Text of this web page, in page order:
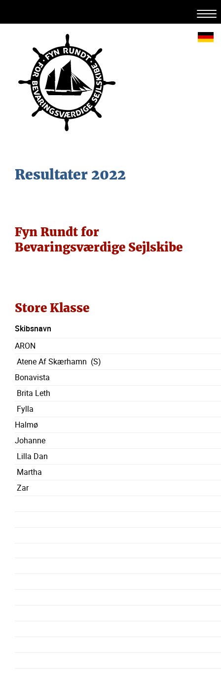
Resultater 2022
Fyn Rundt for
Bevaringsværdige Sejlskibe
Store Klasse
Skibsnavn
ARON
Atene Af Skærhamn (S)
Bonavista
Brita Leth
Fylla
Halmø
Johanne
Lilla Dan
Martha
Zar